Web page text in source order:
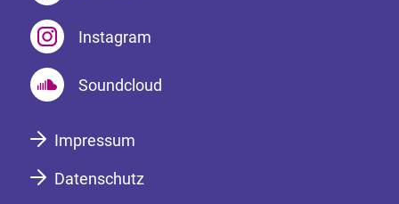
Instagram
Soundcloud
Impressum
Datenschutz